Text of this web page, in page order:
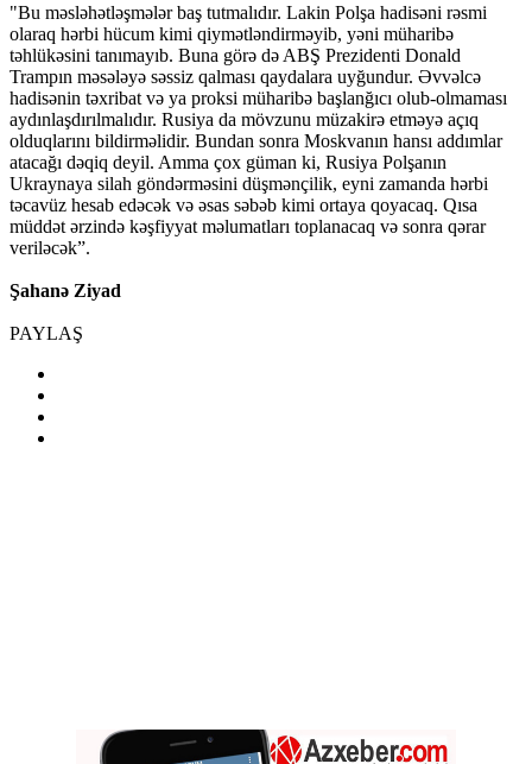
"Bu məsləhətləşmələr baş tutmalıdır. Lakin Polşa hadisəni rəsmi
olaraq hərbi hücum kimi qiymətləndirməyib, yəni müharibə
təhlükəsini tanımayıb. Buna görə də ABŞ Prezidenti Donald
Trampın məsələyə səssiz qalması qaydalara uyğundur. Əvvəlcə
hadisənin təxribat və ya proksi müharibə başlanğıcı olub-olmaması
aydınlaşdırılmalıdır. Rusiya da mövzunu müzakirə etməyə açıq
olduqlarını bildirməlidir. Bundan sonra Moskvanın hansı addımlar
atacağı dəqiq deyil. Amma çox güman ki, Rusiya Polşanın
Ukraynaya silah göndərməsini düşmənçilik, eyni zamanda hərbi
təcavüz hesab edəcək və əsas səbəb kimi ortaya qoyacaq. Qısa
müddət ərzində kəşfiyyat məlumatları toplanacaq və sonra qərar
veriləcək”.
Şahanə Ziyad
PAYLAŞ